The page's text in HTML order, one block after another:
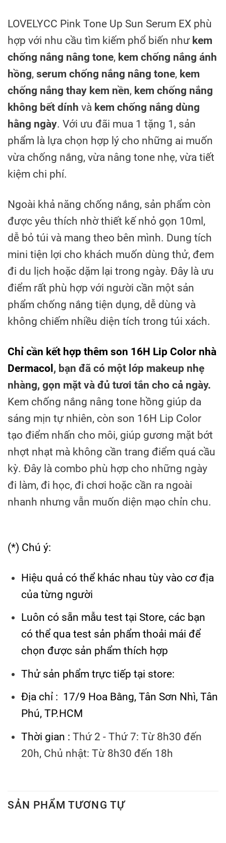
LOVELYCC Pink Tone Up Sun Serum EX phù
hợp với nhu cầu tìm kiếm phổ biến như kem
chống nắng nâng tone, kem chống nắng ánh
hồng, serum chống nắng nâng tone, kem
chống nắng thay kem nền, kem chống nắng
không bết dính và kem chống nắng dùng
hằng ngày. Với ưu đãi mua 1 tặng 1, sản
phẩm là lựa chọn hợp lý cho những ai muốn
vừa chống nắng, vừa nâng tone nhẹ, vừa tiết
kiệm chi phí.
Ngoài khả năng chống nắng, sản phẩm còn
được yêu thích nhờ thiết kế nhỏ gọn 10ml,
dễ bỏ túi và mang theo bên mình. Dung tích
mini tiện lợi cho khách muốn dùng thử, đem
đi du lịch hoặc dặm lại trong ngày. Đây là ưu
điểm rất phù hợp với người cần một sản
phẩm chống nắng tiện dụng, dễ dùng và
không chiếm nhiều diện tích trong túi xách.
Chỉ cần kết hợp thêm son 16H Lip Color nhà
Dermacol , bạn đã có một lớp makeup nhẹ
nhàng, gọn mặt và đủ tươi tắn cho cả ngày.
Kem chống nắng nâng tone hồng giúp da
sáng mịn tự nhiên, còn son 16H Lip Color
tạo điểm nhấn cho môi, giúp gương mặt bớt
nhợt nhạt mà không cần trang điểm quá cầu
kỳ. Đây là combo phù hợp cho những ngày
đi làm, đi học, đi chơi hoặc cần ra ngoài
nhanh nhưng vẫn muốn diện mạo chỉn chu.
(*) Chú ý:
Hiệu quả có thể khác nhau tùy vào cơ địa
của từng người
Luôn có sẵn mẫu test tại Store, các bạn
có thể qua test sản phẩm thoải mái để
chọn được sản phẩm thích hợp
Thử sản phẩm trực tiếp tại store:
Địa chỉ : 17/9 Hoa Bằng, Tân Sơn Nhì, Tân
Phú, TP.HCM
Thời gian :Thứ 2 - Thứ 7: Từ 8h30 đến
20h, Chủ nhật: Từ 8h30 đến 18h
SẢN PHẨM TƯƠNG TỰ